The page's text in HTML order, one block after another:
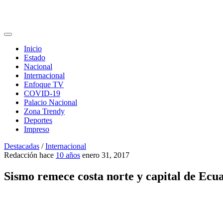
Inicio
Estado
Nacional
Internacional
Enfoque TV
COVID-19
Palacio Nacional
Zona Trendy
Deportes
Impreso
Destacadas /Internacional
Redacción hace 10 años enero 31, 2017
Sismo remece costa norte y capital de